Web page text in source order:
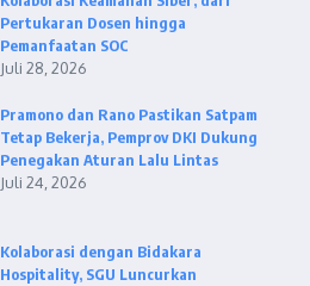
Pertukaran Dosen hingga
Pemanfaatan SOC
Juli 28, 2026
Pramono dan Rano Pastikan Satpam
Tetap Bekerja, Pemprov DKI Dukung
Penegakan Aturan Lalu Lintas
Juli 24, 2026
Kolaborasi dengan Bidakara
Hospitality, SGU Luncurkan